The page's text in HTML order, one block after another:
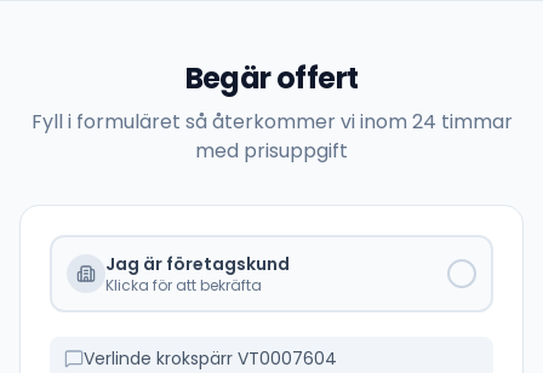
Begär offert
Fyll i formuläret så återkommer vi inom 24 timmar
med prisuppgift
Jag är företagskund
Klicka för att bekräfta
Verlinde krokspärr VT0007604